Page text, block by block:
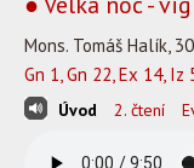
Mons. Tomáš Halík,
Gn 1, Gn 22, Ex 14, Iz
Úvod 2. čtení